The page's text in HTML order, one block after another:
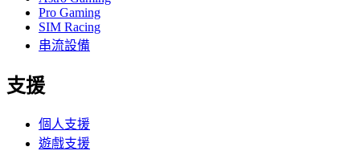
Pro Gaming
SIM Racing
串流設備
支援
個人支援
遊戲支援